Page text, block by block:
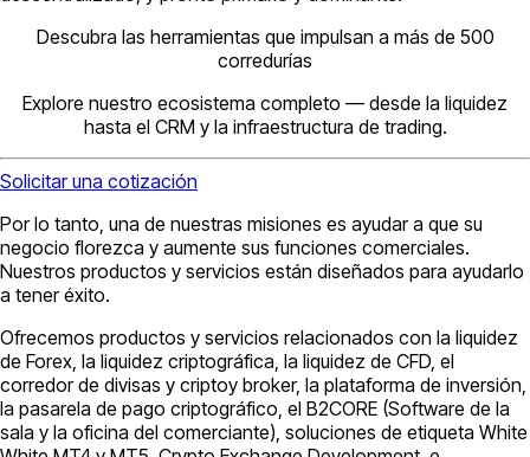
Descubra las herramientas que impulsan a más de 500
corredurías
Explore nuestro ecosistema completo — desde la liquidez
hasta el CRM y la infraestructura de trading.
Solicitar una cotización
Por lo tanto, una de nuestras misiones es ayudar a que su
negocio florezca y aumente sus funciones comerciales.
Nuestros productos y servicios están diseñados para ayudarlo
a tener éxito.
Ofrecemos productos y servicios relacionados con la liquidez
de Forex, la liquidez criptográfica, la liquidez de CFD, el
corredor de divisas y criptoy broker, la plataforma de inversión,
la pasarela de pago criptográfico, el B2CORE (Software de la
sala y la oficina del comerciante), soluciones de etiqueta White